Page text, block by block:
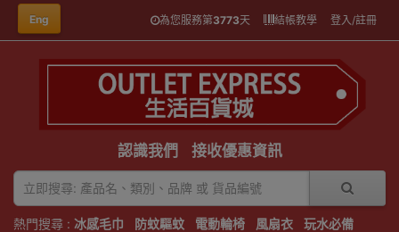
Eng 為您服務第3773天 結帳教學 登入/註冊
認識我們 接收優惠資訊
熱門搜尋 : 冰感毛巾 防蚊驅蚊 電動輪椅 風扇衣 玩水必備